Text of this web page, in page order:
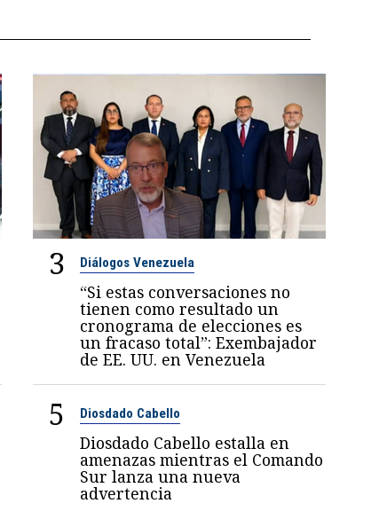
3 Diálogos Venezuela
“Si estas conversaciones no
tienen como resultado un
cronograma de elecciones es
un fracaso total”: Exembajador
de EE. UU. en Venezuela
5 Diosdado Cabello
Diosdado Cabello estalla en
amenazas mientras el Comando
Sur lanza una nueva
advertencia